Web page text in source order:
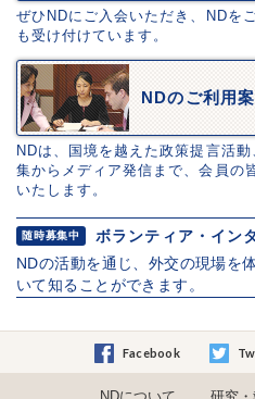
ぜひNDにご入会いただき、NDを
も受け付けています。
NDのご利用
NDは、国境を越えた政策提言活
集からメディア発信まで、会員の
いたします。
随時募集中
ボランティア・イン
NDの活動を通じ、外交の現場を
いて知ることができます。
Facebook